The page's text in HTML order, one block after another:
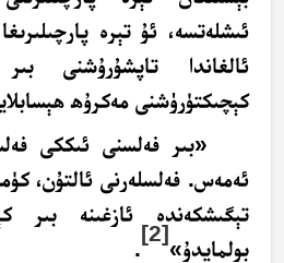
ئىشلەتسە، ئۇ تېرە
ئالغاندا تاپشۇرۇشنى
كېچىكتۈرۈشنىمەكرۇھ
«بىر فەلسنى ئىككى
ئەمەس. فەلسلەرنى ئالتۇن،
تېگىشكەندە ئازغىنە بىر
بولمايدۇ»
[2]
.